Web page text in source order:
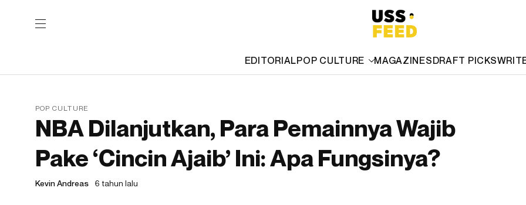
EDITORIALPOP CULTURE MAGAZINESDRAFT PICKS
POP CULTURE
NBA Dilanjutkan, Para Pemainnya Wajib
Pake ‘Cincin Ajaib’ Ini: Apa Fungsinya?
Kevin Andreas 6 tahun lalu